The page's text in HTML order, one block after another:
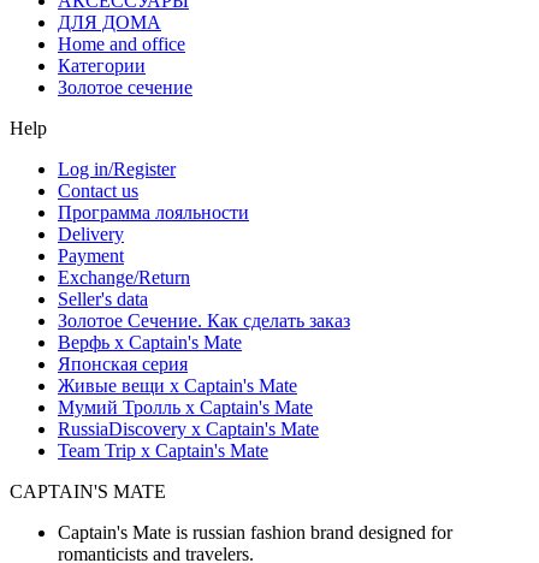
ДЛЯ ДОМА
Home and office
Категории
Золотое сечение
Help
Log in/Register
Contact us
Программа лояльности
Delivery
Payment
Exchange/Return
Seller's data
Золотое Сечение. Как сделать заказ
Верфь х Captain's Mate
Японская серия
Живые вещи х Captain's Mate
Мумий Тролль х Сaptain's Mate
RussiaDiscovery x Captain's Mate
Team Trip x Captain's Mate
CAPTAIN'S MATE
Captain's Mate is russian fashion brand designed for
romanticists and travelers.